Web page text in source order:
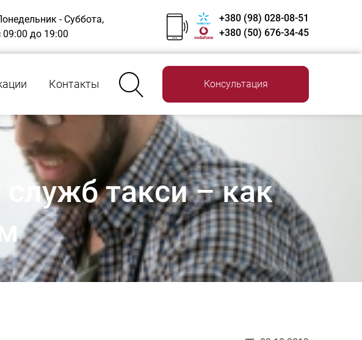
- Суббота,
09:00 до 19:00
+380 (98) 028-08-51
+380 (50) 676-34-45
Контакты Консультация
такси – как